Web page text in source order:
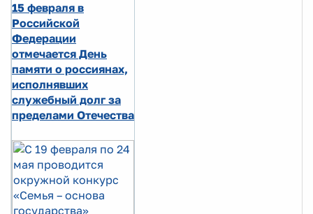
15 февраля в
Российской
Федерации
отмечается День
памяти о россиянах,
исполнявших
служебный долг за
пределами Отечества